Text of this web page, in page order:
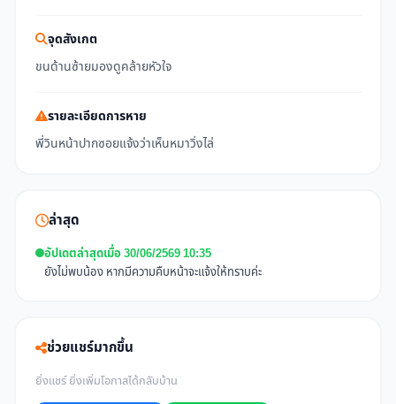
จุดสังเกต
ขนด้านซ้ายมองดูคล้ายหัวใจ
รายละเอียดการหาย
พี่วินหน้าปากซอยแจ้งว่าเห็นหมาวิ่งไล่
ล่าสุด
อัปเดตล่าสุดเมื่อ 30/06/2569 10:35
ยังไม่พบน้อง หากมีความคืบหน้าจะแจ้งให้ทราบค่ะ
ช่วยแชร์มากขึ้น
ยิ่งแชร์ ยิ่งเพิ่มโอกาสได้กลับบ้าน